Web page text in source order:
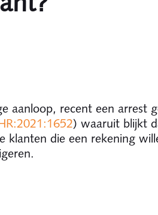
aanloop, recent een arrest
) waaruit blijkt
klanten die een rekening